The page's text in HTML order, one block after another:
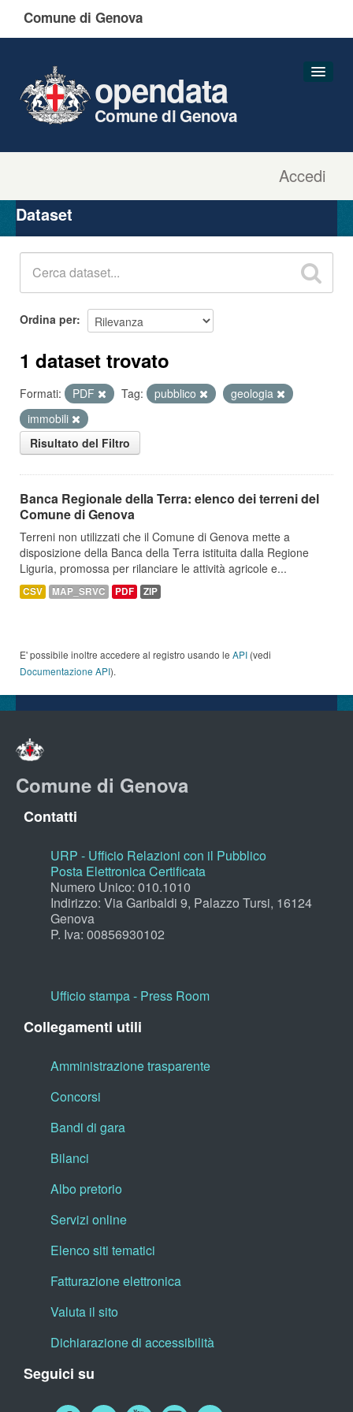
Comune di Genova
Accedi
opendata
Comune di Genova
Organizzazioni
Gruppi
Dataset
Ordina per
1 dataset trovato
Formati: PDF Tag: pubblico
geologia
immobili
Risultato del Filtro
Banca Regionale della Terra: elenco dei terreni del
Comune di Genova
Terreni non utilizzati che il Comune di Genova mette a
disposizione della Banca della Terra istituita dalla Regione
Liguria, promossa per rilanciare le attività agricole e...
CSV MAP_SRVC PDF ZIP
E' possibile inoltre accedere al registro usando le API (vedi
Documentazione API).
Comune di Genova
Contatti
URP - Ufficio Relazioni con il Pubblico
Posta Elettronica Certificata
Numero Unico: 010.1010
Indirizzo: Via Garibaldi 9, Palazzo Tursi, 16124
Genova
P. Iva: 00856930102
Ufficio stampa - Press Room
Collegamenti utili
Amministrazione trasparente
Concorsi
Bandi di gara
Bilanci
Albo pretorio
Servizi online
Elenco siti tematici
Fatturazione elettronica
Valuta il sito
Dichiarazione di accessibilità
Seguici su